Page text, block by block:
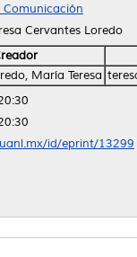
Comunicación
Cervantes Loredo
María Teresa
id/eprint/13299